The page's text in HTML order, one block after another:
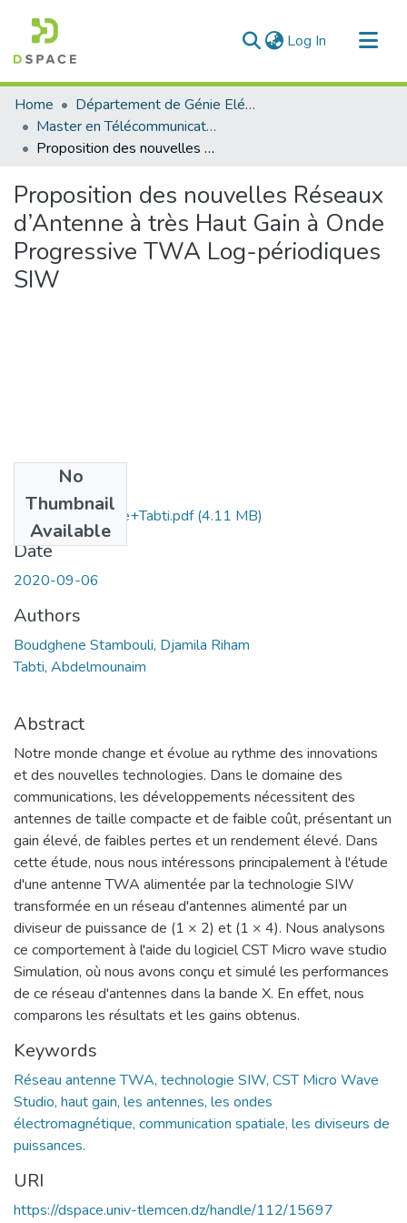
Log In (current)
Communities & Collections
All of DSpace
Statistics
Home
Département de Génie Eléctrique et Electronique
Master en Télécommunication
Proposition des nouvelles Réseaux d’Antenne à très Haut Gain à Onde Progressive TWA Log-périodiques SIW
Proposition des nouvelles Réseaux
d’Antenne à très Haut Gain à Onde
Progressive TWA Log-périodiques
SIW
No
Thumbnail
Available
Ms.Tel.Boudghene+Tabti.pdf(4.11 MB)
Date
2020-09-06
Authors
Boudghene Stambouli, Djamila Riham
Tabti, Abdelmounaim
Abstract
Notre monde change et évolue au rythme des innovations
et des nouvelles technologies. Dans le domaine des
communications, les développements nécessitent des
antennes de taille compacte et de faible coût, présentant un
gain élevé, de faibles pertes et un rendement élevé. Dans
cette étude, nous nous intéressons principalement à l'étude
d'une antenne TWA alimentée par la technologie SIW
transformée en un réseau d'antennes alimenté par un
diviseur de puissance de (1 × 2) et (1 × 4). Nous analysons
ce comportement à l'aide du logiciel CST Micro wave studio
Simulation, où nous avons conçu et simulé les performances
de ce réseau d'antennes dans la bande X. En effet, nous
comparons les résultats et les gains obtenus.
Keywords
Réseau antenne TWA, technologie SIW, CST Micro Wave
Studio, haut gain, les antennes, les ondes
électromagnétique, communication spatiale, les diviseurs de
puissances.
URI
https://dspace.univ-tlemcen.dz/handle/112/15697